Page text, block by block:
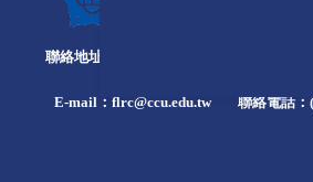
聯絡地址：621301 嘉義縣民雄鄉大學路
E-mail： flrc@ccu.edu.tw 聯絡電話：